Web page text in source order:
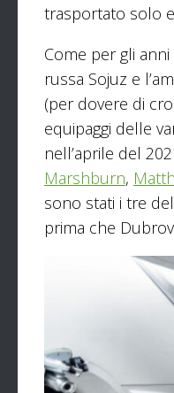
trasportato solo
Come per gli
russa Sojuz e
(per dovere di
equipaggi delle
nell’aprile del
Marshburn,
sono stati i tre
prima che